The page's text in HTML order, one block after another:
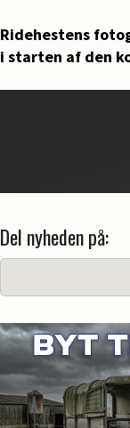
Ridehestens
i starten af den
Del nyheden på: